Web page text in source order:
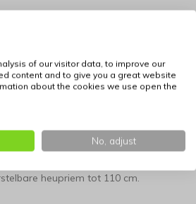
blauwe polkadots (Luna-print).
Large-uitvoering (20 cm breed x 12 cm
en wasbare binnenvoering.
heupriem tot 110 cm.
of our visitor data, to improve our
content and to give you a great website
about the cookies we use open the
No, adjust